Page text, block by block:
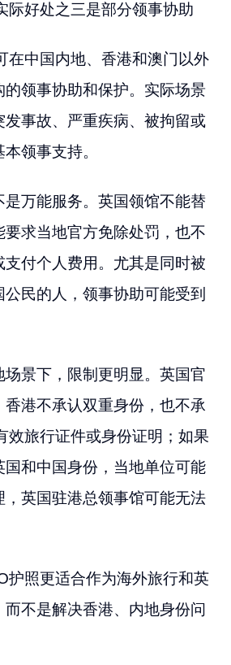
际好处之三是部分领事协助
在中国内地、香港和澳门以外
领事协助和保护。实际场景
发事故、严重疾病、被拘留或
领事支持。
万能服务。英国领馆不能替
求当地官方免除处罚，也不
付个人费用。尤其是同时被
民的人，领事协助可能受到
景下，限制更明显。英国官
港不承认双重身份，也不承
效旅行证件或身份证明；如果
和中国身份，当地单位可能
，英国驻港总领事馆可能无法
护照更适合作为海外旅行和英
而不是解决香港、内地身份问